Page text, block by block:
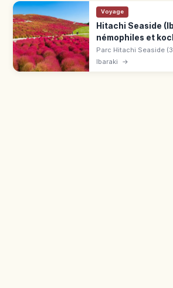
Voyage
Hitachi Seaside
némophiles et
Parc Hitachi Seaside
de némophiles au
Ibaraki →